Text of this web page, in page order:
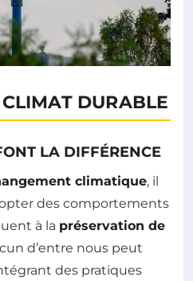
DURABLE
LA DIFFÉRENCE
climatique, il
des comportements
à la préservation de
d’entre nous peut
des pratiques